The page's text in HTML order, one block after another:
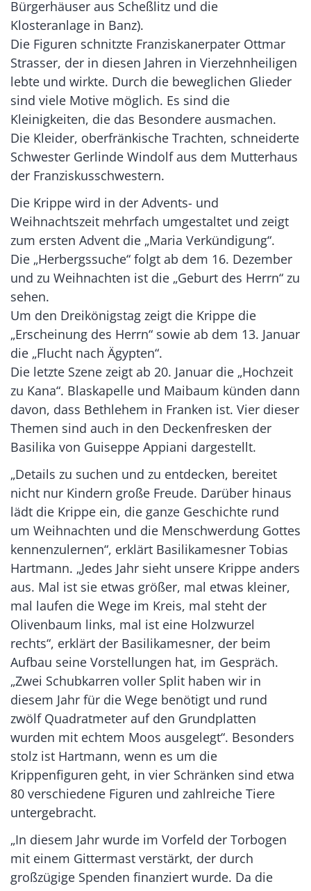
Bürgerhäuser aus Scheßlitz und die
Klosteranlage in Banz).
Die Figuren schnitzte Franziskanerpater Ottmar
Strasser, der in diesen Jahren in Vierzehnheiligen
lebte und wirkte. Durch die beweglichen Glieder
sind viele Motive möglich. Es sind die
Kleinigkeiten, die das Besondere ausmachen.
Die Kleider, oberfränkische Trachten, schneiderte
Schwester Gerlinde Windolf aus dem Mutterhaus
der Franziskusschwestern.
Die Krippe wird in der Advents- und
Weihnachtszeit mehrfach umgestaltet und zeigt
zum ersten Advent die „Maria Verkündigung“.
Die „Herbergssuche“ folgt ab dem 16. Dezember
und zu Weihnachten ist die „Geburt des Herrn“ zu
sehen.
Um den Dreikönigstag zeigt die Krippe die
„Erscheinung des Herrn“ sowie ab dem 13. Januar
die „Flucht nach Ägypten“.
Die letzte Szene zeigt ab 20. Januar die „Hochzeit
zu Kana“. Blaskapelle und Maibaum künden dann
davon, dass Bethlehem in Franken ist. Vier dieser
Themen sind auch in den Deckenfresken der
Basilika von Guiseppe Appiani dargestellt.
„Details zu suchen und zu entdecken, bereitet
nicht nur Kindern große Freude. Darüber hinaus
lädt die Krippe ein, die ganze Geschichte rund
um Weihnachten und die Menschwerdung Gottes
kennenzulernen“, erklärt Basilikamesner Tobias
Hartmann. „Jedes Jahr sieht unsere Krippe anders
aus. Mal ist sie etwas größer, mal etwas kleiner,
mal laufen die Wege im Kreis, mal steht der
Olivenbaum links, mal ist eine Holzwurzel
rechts“, erklärt der Basilikamesner, der beim
Aufbau seine Vorstellungen hat, im Gespräch.
„Zwei Schubkarren voller Split haben wir in
diesem Jahr für die Wege benötigt und rund
zwölf Quadratmeter auf den Grundplatten
wurden mit echtem Moos ausgelegt“. Besonders
stolz ist Hartmann, wenn es um die
Krippenfiguren geht, in vier Schränken sind etwa
80 verschiedene Figuren und zahlreiche Tiere
untergebracht.
„In diesem Jahr wurde im Vorfeld der Torbogen
mit einem Gittermast verstärkt, der durch
großzügige Spenden finanziert wurde. Da die